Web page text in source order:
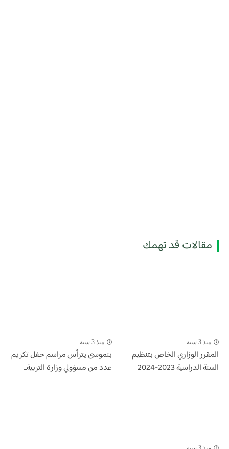
مقالات قد تهمك
منذ 3 سنة
المقرر الوزاري الخاص بتنظيم
السنة الدراسية 2023-2024
منذ 3 سنة
بنموسى يترأس مراسم حفل تكريم
عدد من مسؤولي وزارة التربية...